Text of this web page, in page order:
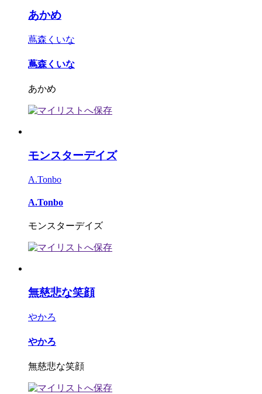
あかめ
蔦森くいな
蔦森くいな
あかめ
モンスターデイズ
A.Tonbo
A.Tonbo
モンスターデイズ
無慈悲な笑顔
やかろ
やかろ
無慈悲な笑顔